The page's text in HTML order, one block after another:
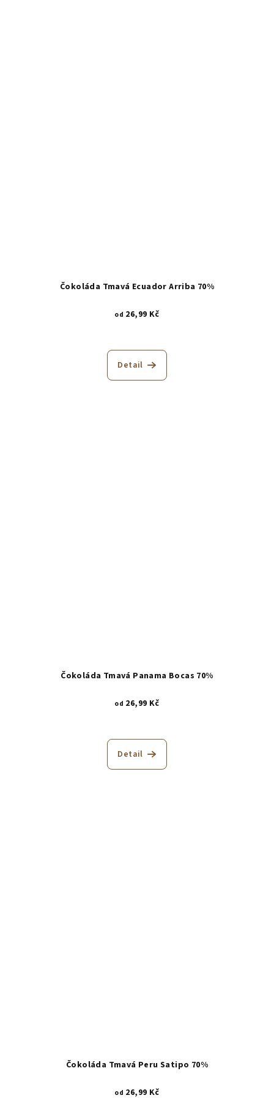
Čokoláda Tmavá Ecuador Arriba 70%
od 26,99 Kč
Detail
Čokoláda Tmavá Panama Bocas 70%
od 26,99 Kč
Detail
Čokoláda Tmavá Peru Satipo 70%
od 26,99 Kč